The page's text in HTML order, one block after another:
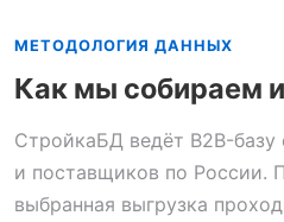
МЕТОДОЛОГИЯ ДАННЫХ
Как мы собираем
СтройкаБД ведёт B2B-
и поставщиков по России.
выбранная выгрузка